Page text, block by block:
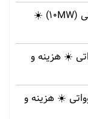
طرح توجیهی نیروگاه خورشیدی 10 مگاواتی (10MW) ☀️
خورشیدی 100 مگاواتی ☀️ هزینه‌ و
خورشیدی 500 کیلوواتی ☀️ هزینه‌ و